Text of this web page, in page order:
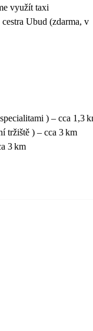
využít taxi
Ubud (zdarma, v
) – cca 1,3
tržiště ) – cca 3 km
3 km